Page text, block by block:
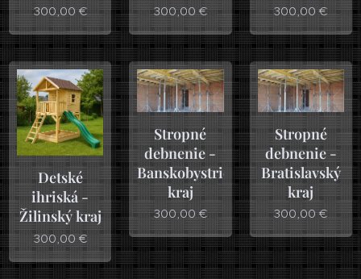
300,00€ 300,00 € 300,00€
Detské
ihriská -
Žilinský kraj
300,00€
Stropné
debnenie -
Banskobystrický
kraj
300,00 €
Stropné
debnenie -
Bratislavský
kraj
300,00€